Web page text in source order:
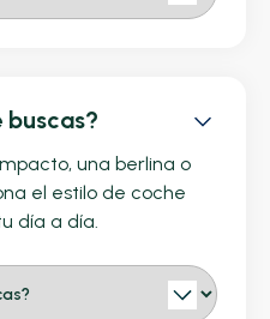
una berlina o
el estilo de coche
día a día.